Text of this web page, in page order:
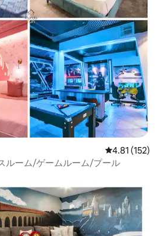
レビュー152
4.81 (152)
ルーム/ゲームルーム/プール
です。